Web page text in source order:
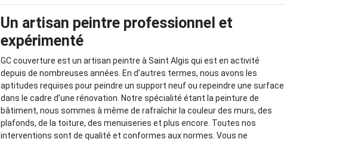
Un artisan peintre professionnel et
expérimenté
GC couverture est un artisan peintre à Saint Algis qui est en activité
depuis de nombreuses années. En d’autres termes, nous avons les
aptitudes requises pour peindre un support neuf ou repeindre une surface
dans le cadre d’une rénovation. Notre spécialité étant la peinture de
bâtiment, nous sommes à même de rafraîchir la couleur des murs, des
plafonds, de la toiture, des menuiseries et plus encore. Toutes nos
interventions sont de qualité et conformes aux normes. Vous ne